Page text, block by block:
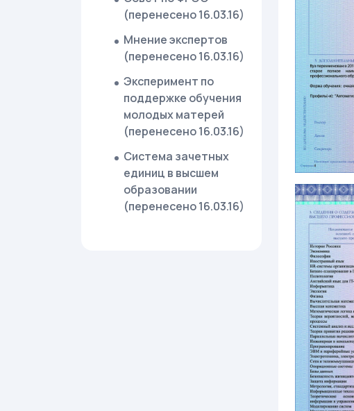
(перенесено 16.03.16)
Мнение экспертов
(перенесено 16.03.16)
Эксперимент по
поддержке обучения
молодых матерей
(перенесено 16.03.16)
Система зачетных
единиц в высшем
образовании
(перенесено 16.03.16)